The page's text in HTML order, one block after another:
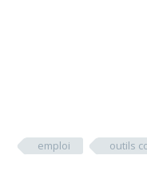
emploi outils